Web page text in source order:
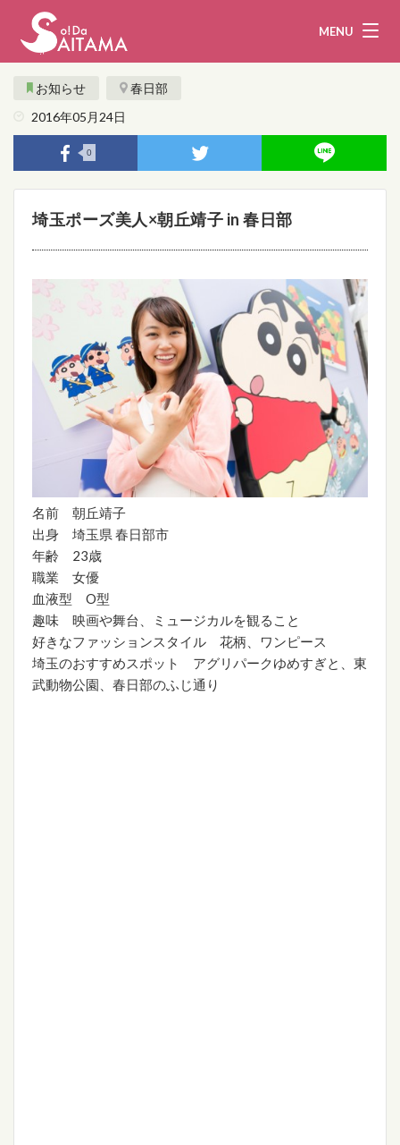
MENU
娯楽・観光
企業・団体 教育・医療
行政 まとめ！
地域から探す
募集！ お問い合わせ
運営団体 ライター
お知らせ
春日部
2016年05月24日
0
埼玉ポーズ美人×朝丘靖子 in 春日部
名前 朝丘靖子
出身 埼玉県 春日部市
年齢 23歳
職業 女優
血液型 O型
趣味 映画や舞台、ミュージカルを観ること
好きなファッションスタイル 花柄、ワンピース
埼玉のおすすめスポット アグリパークゆめすぎと、東
武動物公園、春日部のふじ通り